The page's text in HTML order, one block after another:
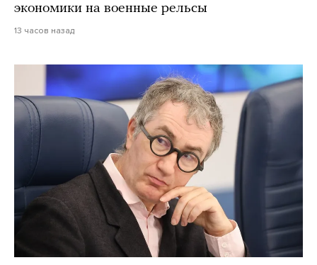
экономики на военные рельсы
13 часов назад